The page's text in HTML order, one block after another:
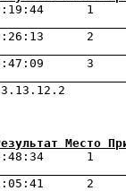
1
2
1
01:05:41      2